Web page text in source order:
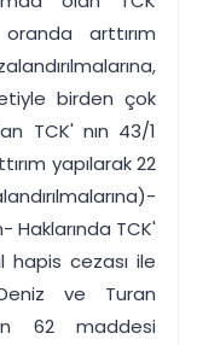
arttırım
birden çok
TCK' nın 43/1
yapılarak 22
Haklarında TCK'
hapis cezası ile
Deniz ve Turan
62 maddesi